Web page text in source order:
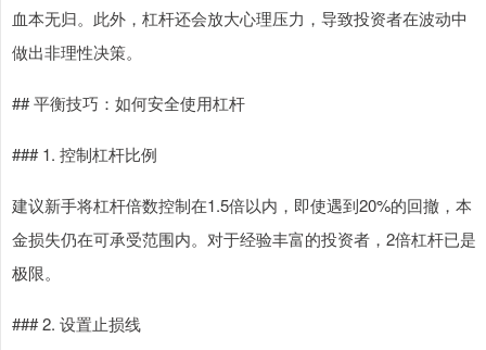
血本无归。此外，杠杆还会放大心理压力，导致投资者在波动中
做出非理性决策。
## 平衡技巧：如何安全使用杠杆
### 1. 控制杠杆比例
建议新手将杠杆倍数控制在1.5倍以内，即使遇到20%的回撤，本
金损失仍在可承受范围内。对于经验丰富的投资者，2倍杠杆已是
极限。
### 2. 设置止损线